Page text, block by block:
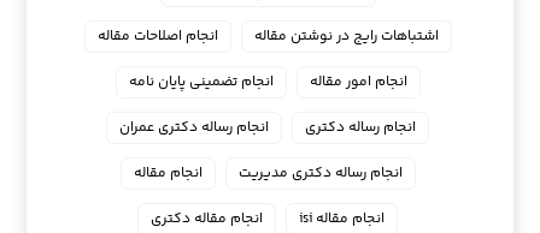
اشتباهات رایج در نوشتن مقاله
انجام اصلاحات مقاله
انجام امور مقاله
انجام تضمینی پایان نامه
انجام رساله دکتری
انجام رساله دکتری عمران
انجام رساله دکتری مدیریت
انجام مقاله
انجام مقاله isi
انجام مقاله دکتری